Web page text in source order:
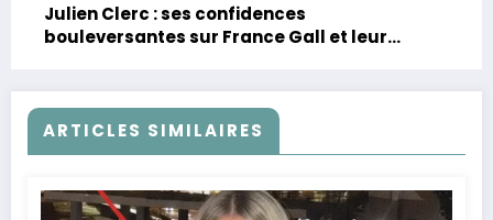
Julien Clerc : ses confidences
bouleversantes sur France Gall et leur
ARTICLES SIMILAIRES